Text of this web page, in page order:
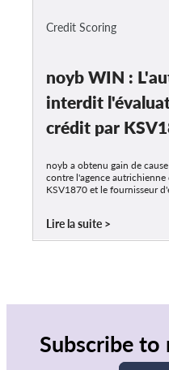
Credit Scoring
noyb WIN :
interdit
crédit par
noyb a obtenu gain de
contre l'agence
KSV1870 et le fournisseur
Lire la suite
Subscribe